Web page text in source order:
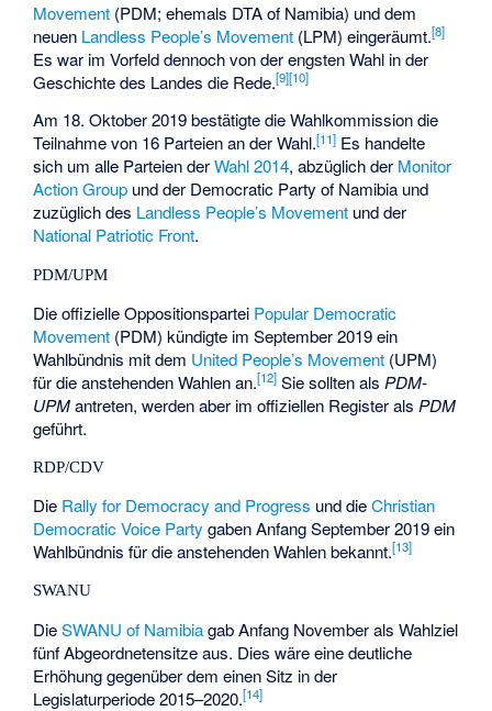
Movement (PDM; ehemals DTA of Namibia) und dem
neuen Landless People’s Movement (LPM) eingeräumt.[8]
Es war im Vorfeld dennoch von der engsten Wahl in der
Geschichte des Landes die Rede.[9][10]
Am 18. Oktober 2019 bestätigte die Wahlkommission die
Teilnahme von 16 Parteien an der Wahl.[11] Es handelte
sich um alle Parteien derWahl 2014, abzüglich der Monitor
Action Group und der Democratic Party of Namibia und
zuzüglich des Landless People’s Movement und der
National Patriotic Front.
PDM/UPM
Die offizielle Oppositionspartei Popular Democratic
Movement (PDM) kündigte im September 2019 ein
Wahlbündnis mit dem United People’s Movement (UPM)
für die anstehenden Wahlen an.[12] Sie sollten als PDM-
UPMantreten, werden aber im offiziellen Register als PDM
geführt.
RDP/CDV
Die Rally for Democracy and Progress und dieChristian
Democratic Voice Party gaben Anfang September 2019 ein
Wahlbündnis für die anstehenden Wahlen bekannt.[13]
SWANU
DieSWANU of Namibiagab Anfang November als Wahlziel
fünf Abgeordnetensitze aus. Dies wäre eine deutliche
Erhöhung gegenüber dem einen Sitz in der
Legislaturperiode 2015–2020.[14]